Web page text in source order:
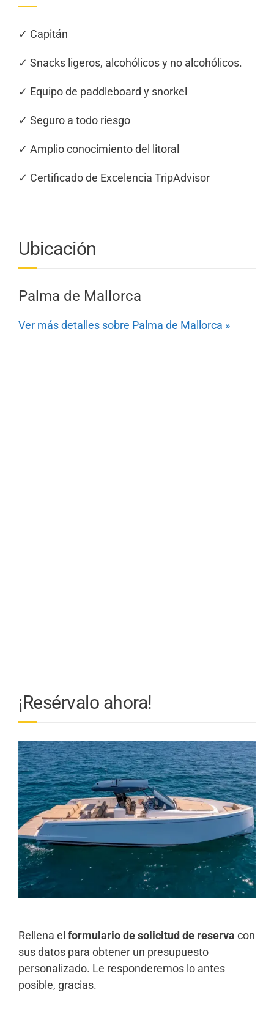
✓ Capitán
✓ Snacks ligeros, alcohólicos y no alcohólicos.
✓ Equipo de paddleboard y snorkel
✓ Seguro a todo riesgo
✓ Amplio conocimiento del litoral
✓ Certificado de Excelencia TripAdvisor
Ubicación
Palma de Mallorca
Ver más detalles sobre Palma de Mallorca »
¡Resérvalo ahora!
Rellena el formulario de solicitud de reserva con
sus datos para obtener un presupuesto
personalizado. Le responderemos lo antes
posible, gracias.